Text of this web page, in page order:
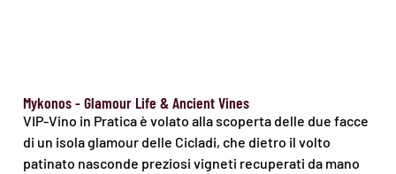
Mykonos - Glamour Life & Ancient Vines
VIP-Vino in Pratica è volato alla scoperta delle due facce
di un isola glamour delle Cicladi, che dietro il volto
patinato nasconde preziosi vigneti recuperati da mano